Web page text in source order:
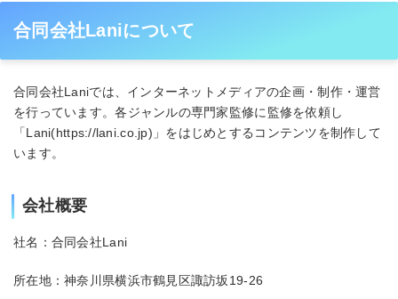
合同会社Laniについて
合同会社Laniでは、インターネットメディアの企画・制作・運営
を行っています。各ジャンルの専門家監修に監修を依頼し
「Lani(https://lani.co.jp)」をはじめとするコンテンツを制作して
います。
会社概要
社名：合同会社Lani
所在地：神奈川県横浜市鶴見区諏訪坂19-26